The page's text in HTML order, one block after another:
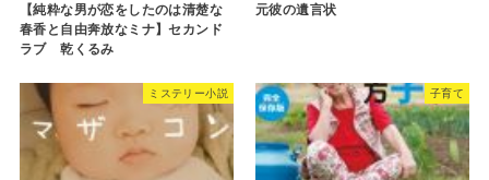
【純粋な男が恋をしたのは清楚な
春香と自由奔放なミナ】セカンド
ラブ 乾くるみ
元彼の遺言状
ミステリー小説 子育て